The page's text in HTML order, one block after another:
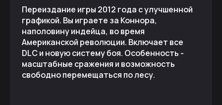
Переиздание игры 2012 года с улучшенной
графикой. Вы играете за Коннора,
наполовину индейца, во время
Американской революции. Включает все
DLC и новую систему боя. Особенность -
масштабные сражения и возможность
свободно перемещаться по лесу.